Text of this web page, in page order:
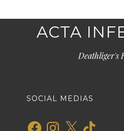
ACTA
Deathliger's
SOCIAL MEDIAS
FacebookInstagram
X TikTok